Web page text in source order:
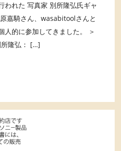
われた 写真家 別所隆弘氏ギャ
嘉騎さん、wasabitoolさんと
人的に参加してきました。 ＞
隆弘： […]